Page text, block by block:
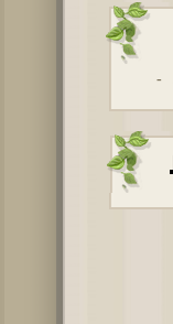
-